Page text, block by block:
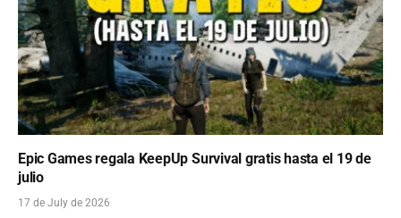
Epic Games regala KeepUp Survival gratis hasta el 19 de
julio
17 de July de 2026